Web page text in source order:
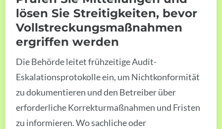
lösen Sie Streitigkeiten, bevor
Vollstreckungsmaßnahmen
ergriffen werden
Die Behörde leitet frühzeitige Audit-
Eskalationsprotokolle ein, um Nichtkonformität
zu dokumentieren und den Betreiber über
erforderliche Korrekturmaßnahmen und Fristen
zu informieren. Wo sachliche oder